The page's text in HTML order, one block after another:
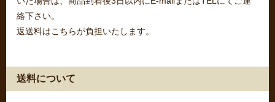
絡下さい。
返送料はこちらが負担いたします。
送料について